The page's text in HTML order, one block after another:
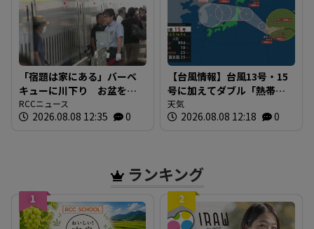
「宿題は家にある」バーベ
キューに川下り お盆をふ
るさとで 帰省ラッシュピ
ークで新幹線の下りはほぼ
RCCニュース
2026.08.08 12:35 0
【台風情報】台風13号・15
号に加えてダブル「熱帯低
気圧」発生へ 15号はお盆
に日本直撃か ※18日まで
天気
2026.08.08 12:18 0
ランキング
1 2